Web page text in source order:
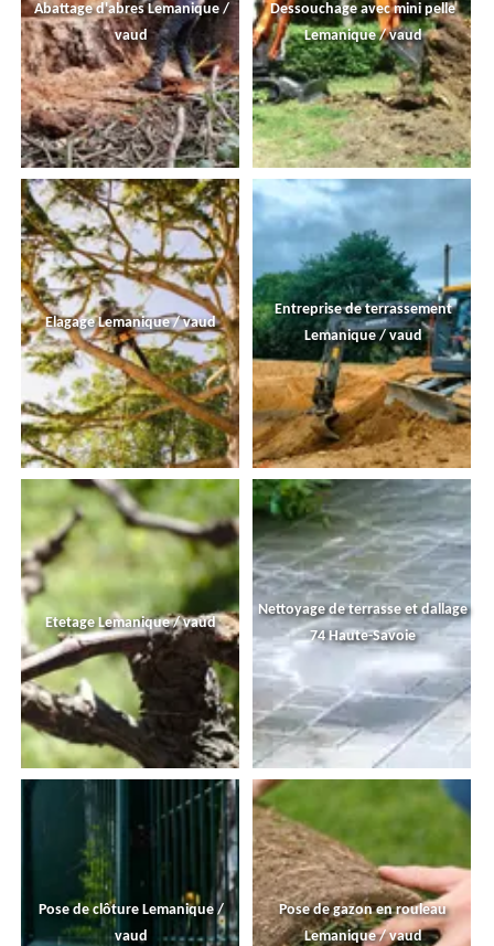
Abattage d'abres Lemanique /
vaud
Dessouchage avec mini pelle
Lemanique / vaud
Elagage Lemanique / vaud
Entreprise de terrassement
Lemanique / vaud
Etetage Lemanique / vaud
Nettoyage de terrasse et dallage
74 Haute-Savoie
Pose de clôture Lemanique /
vaud
Pose de gazon en rouleau
Lemanique / vaud